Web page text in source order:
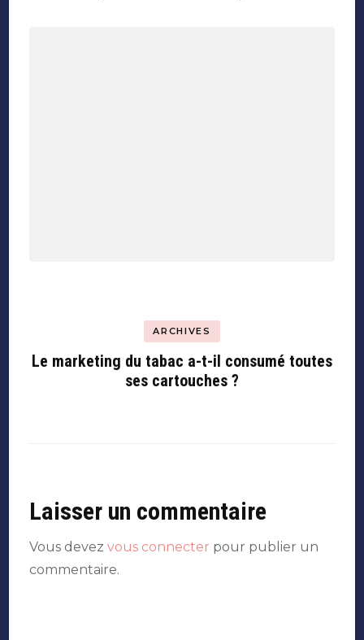
ARCHIVES
Le marketing du tabac a-t-il consumé toutes
ses cartouches ?
Laisser un commentaire
Vous devezvous connecter pour publier un
commentaire.